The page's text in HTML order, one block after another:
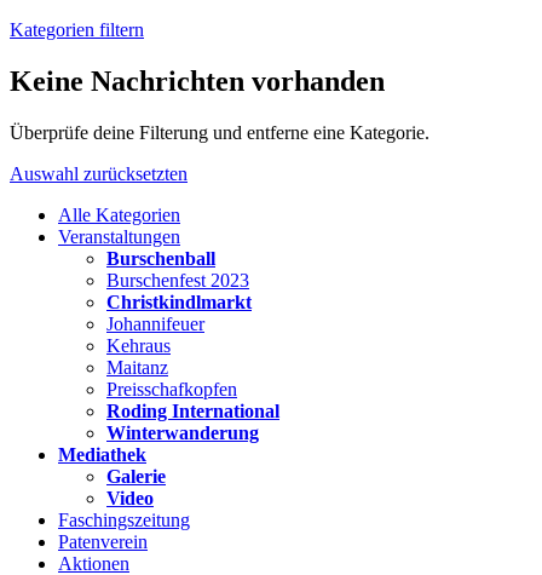
Kategorien filtern
Keine Nachrichten vorhanden
Überprüfe deine Filterung und entferne eine Kategorie.
Auswahl zurücksetzten
Alle Kategorien
Veranstaltungen
Burschenball
Burschenfest 2023
Christkindlmarkt
Johannifeuer
Kehraus
Maitanz
Preisschafkopfen
Roding International
Winterwanderung
Mediathek
Galerie
Video
Faschingszeitung
Patenverein
Aktionen